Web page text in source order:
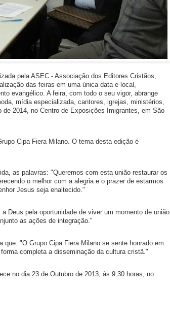
pela ASEC - Associação dos Editores Cristãos,
das feiras em uma única data e local,
evangélico. A feira, com todo o seu vigor, abrange
mídia especializada, cantores, igrejas, ministérios,
2014, no Centro de Exposições Imigrantes, em São
Cipa Fiera Milano. O tema desta edição é
as palavras: "Queremos com esta união restaurar os
o melhor com a alegria e o prazer de estarmos
Jesus seja enaltecido."
Deus pela oportunidade de viver um momento de união
as ações de integração."
que: "O Grupo Cipa Fiera Milano se sente honrado em
completa a disseminação da cultura cristã."
no dia 23 de Outubro de 2013, às 9:30 horas, no